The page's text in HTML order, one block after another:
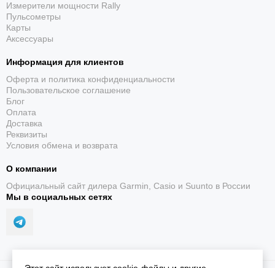
Измерители мощности Rally
Пульсометры
Карты
Аксессуары
Информация для клиентов
Оферта и политика конфиденциальности
Пользовательское соглашение
Блог
Оплата
Доставка
Реквизиты
Условия обмена и возврата
О компании
Официальный сайт дилера Garmin, Casio и Suunto в России
Мы в социальных сетях